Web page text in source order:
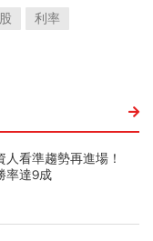
利率
人看準趨勢再進場！
率達9成